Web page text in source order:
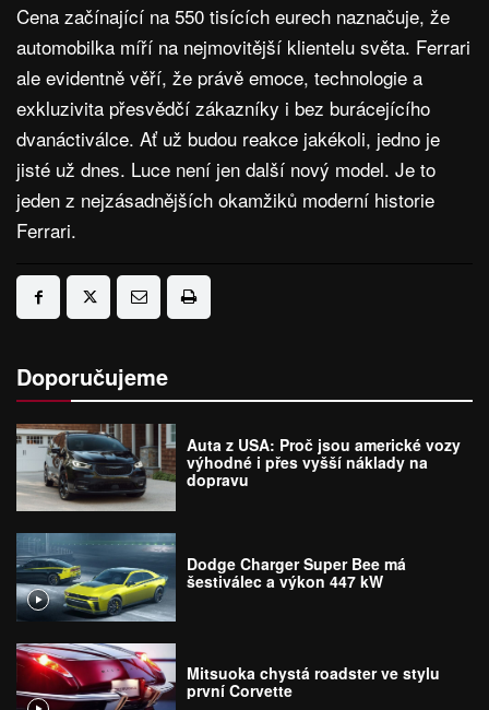
Cena začínající na 550 tisících eurech naznačuje, že
automobilka míří na nejmovitější klientelu světa. Ferrari
ale evidentně věří, že právě emoce, technologie a
exkluzivita přesvědčí zákazníky i bez burácejícího
dvanáctiválce. Ať už budou reakce jakékoli, jedno je
jisté už dnes. Luce není jen další nový model. Je to
jeden z nejzásadnějších okamžiků moderní historie
Ferrari.
Doporučujeme
Auta z USA: Proč jsou americké vozy
výhodné i přes vyšší náklady na
dopravu
Dodge Charger Super Bee má
šestiválec a výkon 447 kW
Mitsuoka chystá roadster ve stylu
první Corvette